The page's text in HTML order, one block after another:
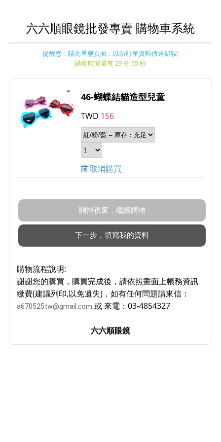
六六順眼鏡批發專賣 購物車系統
提醒您：請勿重整頁面，以防訂單資料傳送錯誤!
購物時間還有 29 分 55 秒
46-蝴蝶結貓造型兒童
TWD 156
取消購買
購物流程說明:
謝謝您的購買，購買完成後，請依照畫面上帳務資訊
繳費(建議列印,以免遺失)，如有任何問題請來信：
a670525tw@gmail.com 或 來電：03-4854327
六六順眼鏡